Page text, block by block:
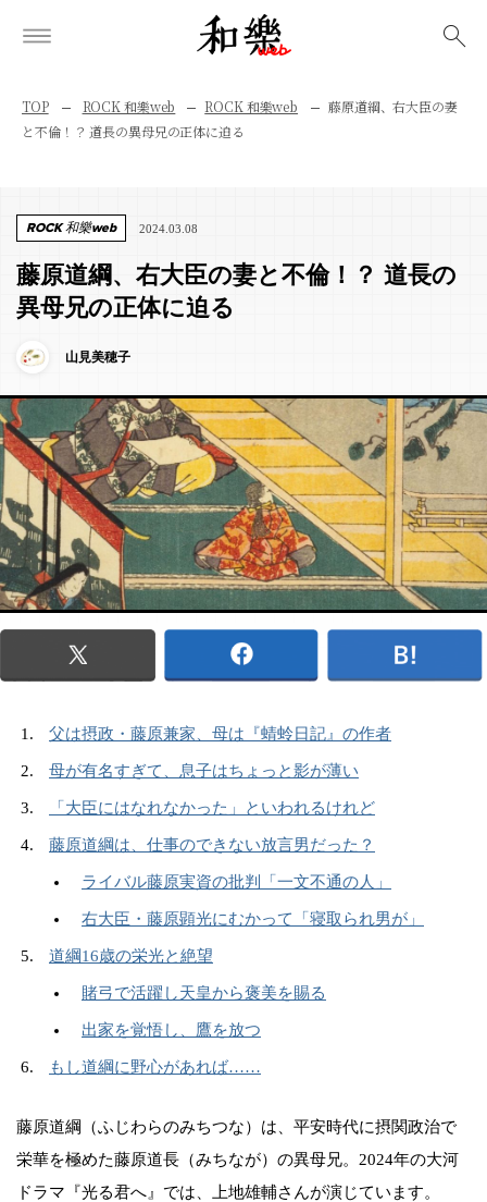
TOP ROCK 和樂web ROCK 和樂web
藤原道綱、右大臣の妻
と不倫！？ 道長の異母兄の正体に迫る
ROCK 和樂web 2024.03.08
藤原道綱、右大臣の妻と不倫！？ 道長の
異母兄の正体に迫る
山見美穂子
父は摂政・藤原兼家、母は『蜻蛉日記』の作者
母が有名すぎて、息子はちょっと影が薄い
「大臣にはなれなかった」といわれるけれど
藤原道綱は、仕事のできない放言男だった？
ライバル藤原実資の批判「一文不通の人」
右大臣・藤原顕光にむかって「寝取られ男が」
道綱16歳の栄光と絶望
賭弓で活躍し天皇から褒美を賜る
出家を覚悟し、鷹を放つ
もし道綱に野心があれば……
藤原道綱（ふじわらのみちつな）は、平安時代に摂関政治で
栄華を極めた藤原道長（みちなが）の異母兄。2024年の大河
ドラマ『光る君へ』では、上地雄輔さんが演じています。